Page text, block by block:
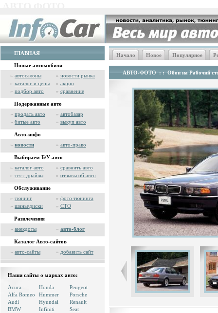
ГЛАВНАЯ
Новые автомобили
» автосалоны » новости рынка
» каталог и цены » акции
» подбор авто » сравнение
Подержанные авто
» продать авто » автобазар
» битые авто » выкуп авто
Авто-инфо
» новости » авто-право
Выбираем Б/У авто
» каталог авто » сравнить авто
» тест-драйвы » отзывы об авто
Обслуживание
» тюнинг » фото тюнинга
» шины/диски » СТО
Развлечения
» анекдоты » авто-блог
Каталог Авто-сайтов
» авто-сайты » добавить сайт
Наши сайты о марках авто:
Acura
Alfa Romeo
Audi
BMW
Honda
Hummer
Hyundai
Infiniti
Peugeot
Porsche
Renault
Seat
Начало Новое Популярное
АВТО-ФОТО : : Обои на Рабочий